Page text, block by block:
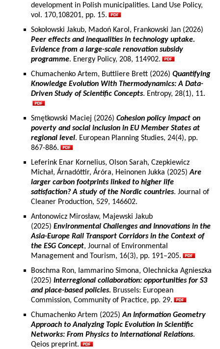
development in Polish municipalities. Land Use Policy,
vol. 170,108201, pp. 15.
Sokołowski Jakub, Madoń Karol, Frankowski Jan (2026)
Peer effects and inequalities in technology uptake.
Evidence from a large-scale renovation subsidy
programme. Energy Policy, 208, 114902.
Chumachenko Artem, Buttliere Brett (2026) Quantifying
Knowledge Evolution With Thermodynamics: A Data-
Driven Study of Scientific Concepts. Entropy, 28(1), 11.
Smętkowski Maciej (2026) Cohesion policy impact on
poverty and social inclusion in EU Member States at
regional level. European Planning Studies, 24(4), pp.
867-886.
Leferink Enar Kornelius, Olson Sarah, Czepkiewicz
Michał, Árnadóttir, Áróra, Heinonen Jukka (2025)Are
larger carbon footprints linked to higher life
satisfaction? A study of the Nordic countries. Journal of
Cleaner Production, 529, 146602.
Antonowicz Mirosław, Majewski Jakub
(2025) Environmental Challenges and Innovations in the
Asia-Europe Rail Transport Corridors in the Context of
the ESG Concept, Journal of Environmental
Management and Tourism, 16(3), pp. 191–205.
Boschma Ron, Iammarino Simona, Olechnicka Agnieszka
(2025) Interregional collaboration: opportunities for S3
and place-based policies. Brussels: European
Commission, Community of Practice, pp. 29.
Chumachenko Artem (2025)An Information Geometry
Approach to Analyzing Topic Evolution in Scientific
Networks: From Physics to International Relations.
Qeios preprint.